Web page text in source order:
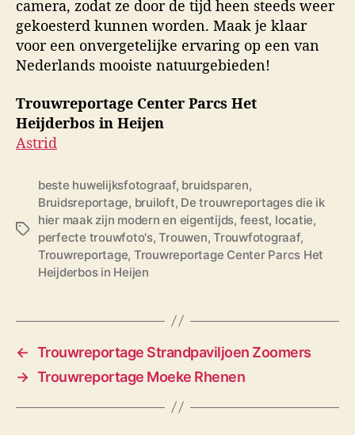
camera, zodat ze door de tijd heen steeds weer
gekoesterd kunnen worden. Maak je klaar
voor een onvergetelijke ervaring op een van
Nederlands mooiste natuurgebieden!
Trouwreportage Center Parcs Het
Heijderbos in Heijen
Astrid
T
beste huwelijksfotograaf, bruidsparen,
Bruidsreportage, bruiloft, De trouwreportages die ik
hier maak zijn modern en eigentijds, feest, locatie,
perfecte trouwfoto's,Trouwen,Trouwfotograaf,
Trouwreportage, Trouwreportage Center Parcs Het
Heijderbos in Heijen
← Trouwreportage Strandpaviljoen Zoomers
→ Trouwreportage Moeke Rhenen